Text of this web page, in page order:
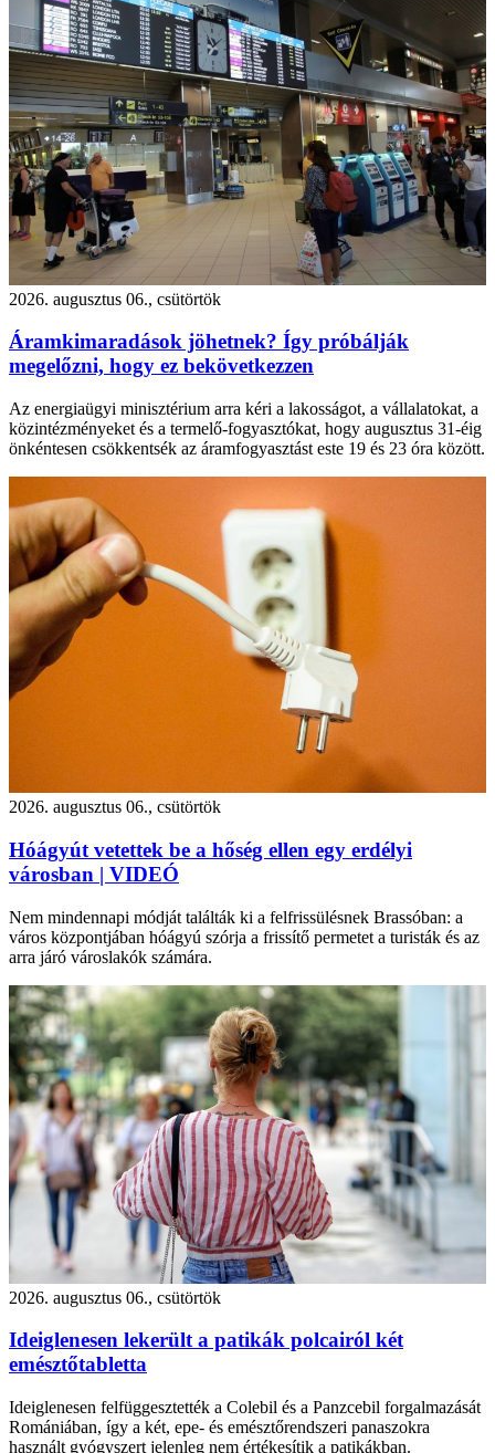
2026. augusztus 06., csütörtök
Áramkimaradások jöhetnek? Így próbálják
megelőzni, hogy ez bekövetkezzen
Az energiaügyi minisztérium arra kéri a lakosságot, a vállalatokat, a
közintézményeket és a termelő-fogyasztókat, hogy augusztus 31-éig
önkéntesen csökkentsék az áramfogyasztást este 19 és 23 óra között.
2026. augusztus 06., csütörtök
Hóágyút vetettek be a hőség ellen egy erdélyi
városban | VIDEÓ
Nem mindennapi módját találták ki a felfrissülésnek Brassóban: a
város központjában hóágyú szórja a frissítő permetet a turisták és az
arra járó városlakók számára.
2026. augusztus 06., csütörtök
Ideiglenesen lekerült a patikák polcairól két
emésztőtabletta
Ideiglenesen felfüggesztették a Colebil és a Panzcebil forgalmazását
Romániában, így a két, epe- és emésztőrendszeri panaszokra
használt gyógyszert jelenleg nem értékesítik a patikákban.